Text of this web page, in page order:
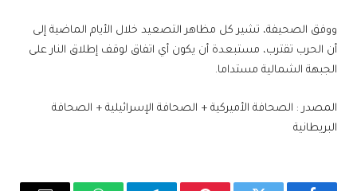
ووفق الصحيفة، تشير كل مظاهر التصعيد خلال الأيام الماضية إلى
أن الحرب تقترب، مستبعدة أن يكون أي اتفاق لوقف إطلاق النار على
الجبهة الشمالية مستداما.
المصدر: الصحافة الأميركية + الصحافة الإسرائيلية + الصحافة
البريطانية